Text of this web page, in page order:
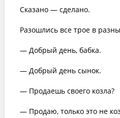
Сказано — сделано.
Разошлись все трое в
— Добрый день, бабка.
— Добрый день сынок.
— Продаешь своего козла?
— Продаю, только это не